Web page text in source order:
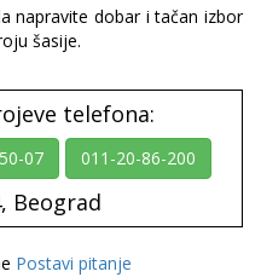
napravite dobar i tačan izbor
šasije.
telefona:
07 011-20-86-200
Beograd
Postavi pitanje